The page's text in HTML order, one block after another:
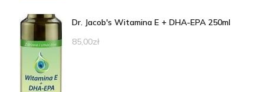
Dr. Jacob's Witamina E + DHA-EPA 250ml
85,00zł